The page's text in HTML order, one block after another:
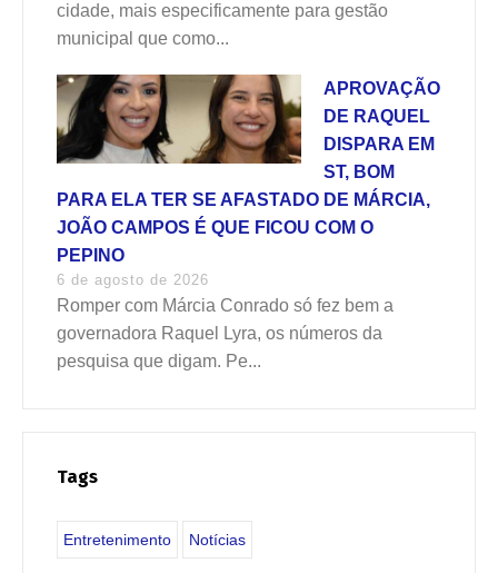
cidade, mais especificamente para gestão
municipal que como...
APROVAÇÃO
DE RAQUEL
DISPARA EM
ST, BOM
PARA ELA TER SE AFASTADO DE MÁRCIA,
JOÃO CAMPOS É QUE FICOU COM O
PEPINO
6 de agosto de 2026
Romper com Márcia Conrado só fez bem a
governadora Raquel Lyra, os números da
pesquisa que digam. Pe...
Tags
Entretenimento Notícias